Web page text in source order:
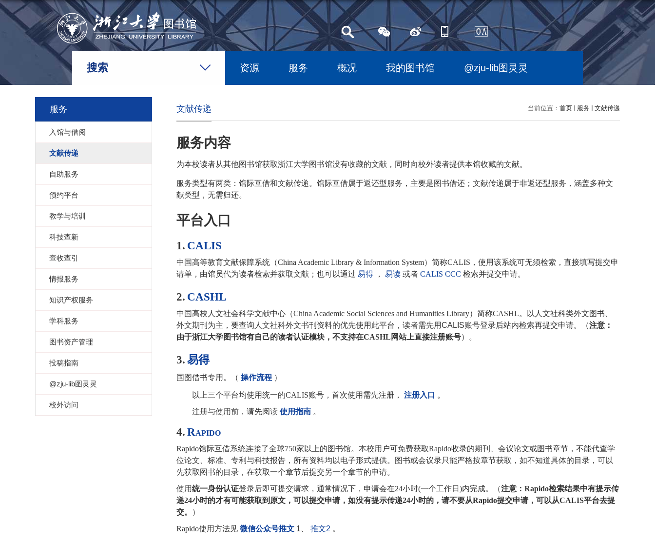
搜索 资源 服务 概况 我的图书馆 @zju-lib图灵灵
服务
入馆与借阅
文献传递
自助服务
预约平台
教学与培训
科技查新
查收查引
情报服务
知识产权服务
学科服务
图书资产管理
投稿指南
@zju-lib图灵灵
校外访问
当前位置： 首页 服务 文献传递
文献传递
服务内容
为本校读者从其他图书馆获取浙江大学图书馆没有收藏的文献，同时向校外读者提供本馆收藏的文献。
服务类型有两类：馆际互借和文献传递。馆际互借属于返还型服务，主要是图书借还；文献传递属于非返还型服务，涵盖多种文
献类型，无需归还。
平台入口
1. CALIS
中国高等教育文献保障系统（China Academic Library & Information System）简称CALIS ，使用该系统可无须检索，直接填写提交申
请单，由馆员代为读者检索并获取文献；也可以通过 易得 ， 易读 或者 CALIS CCC 检索并提交申请。
2. CASHL
中国高校人文社会科学文献中心（China Academic Social Sciences and Humanities Library）简称CASHL。以人文社科类外文图书、
外文期刊为主，要查询人文社科外文书刊资料的优先使用此平台，读者需先用CALIS账号登录后站内检索再提交申请。（注意：
由于浙江大学图书馆有自己的读者认证模块，不支持在CASHL 网站上直接注册账号）。
3. 易得
国图借书专用。（ 操作流程 ）
以上三个平台均使用统一的CALIS账号，首次使用需先注册， 注册入口 。
注册与使用前，请先阅读 使用指南 。
4. Rapido
Rapido馆际互借系统连接了全球750家以上的图书馆。本校用户可免费获取Rapido收录的期刊、会议论文或图书章节，不能代查学
位论文、标准、专利与科技报告，所有资料均以电子形式提供。图书或会议录只能严格按章节获取，如不知道具体的目录，可以
先获取图书的目录，在获取一个章节后提交另一个章节的申请。
使用统一身份认证登录后即可提交请求，通常情况下，申请会在24小时(一个工作日 )内完成。（注意： Rapido检索结果中有提示传
递24小时的才有可能获取到原文，可以提交申请，如没有提示传递24小时的，请不要从Rapido提交申请，可以从CALIS平台去提
交。
）
Rapido使用方法见 微信公众号推文 1 推文2 。